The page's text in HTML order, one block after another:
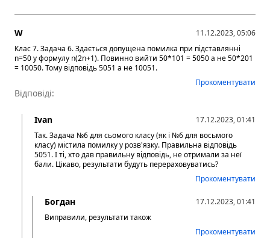
W
11.12.2023, 05:06
Клас 7. Задача 6. Здається допущена помилка при підставлянні
n=50 у формулу n(2n+1). Повинно вийти 50*101 = 5050 а не 50*201
= 10050. Тому відповідь 5051 а не 10051.
Прокоментувати
Відповіді:
Ivan
17.12.2023, 01:41
Так. Задача №6 для сьомого класу (як і №6 для восьмого
класу) містила помилку у розв'язку. Правильна відповідь
5051. І ті, хто дав правильну відповідь, не отримали за неї
бали. Цікаво, результати будуть перераховуватись?
Прокоментувати
Богдан
17.12.2023, 01:41
Виправили, результати також
Прокоментувати